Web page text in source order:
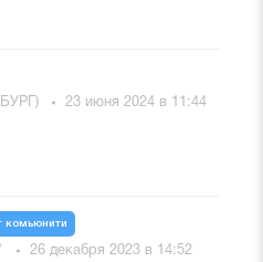
23 июня 2024 в 11:44
комьюнити
26 декабря 2023 в 14:52